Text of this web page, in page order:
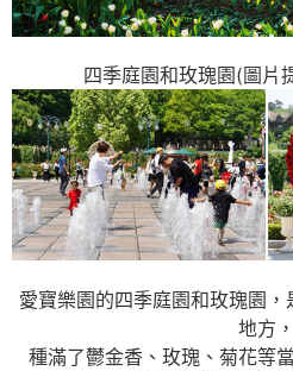
四季庭園和玫瑰園(圖片
愛寶樂園的四季庭園和玫瑰園
地方，
種滿了鬱金香、玫瑰、菊花等